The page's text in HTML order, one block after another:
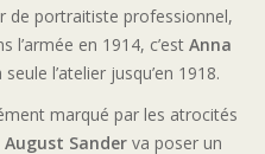
de portraitiste professionnel,
l’armée en 1914, c’est Anna
l’atelier jusqu’en 1918.
marqué par les atrocités
August Sander va poser un